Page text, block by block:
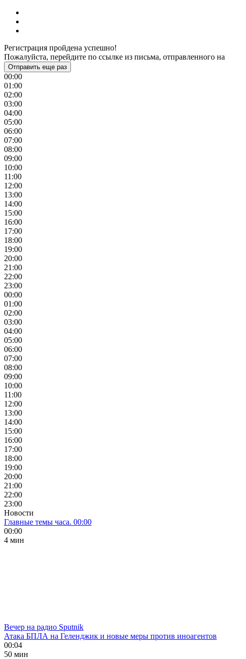
Регистрация пройдена успешно!
Пожалуйста, перейдите по ссылке из письма, отправленного на
Отправить еще раз
00:00
01:00
02:00
03:00
04:00
05:00
06:00
07:00
08:00
09:00
10:00
11:00
12:00
13:00
14:00
15:00
16:00
17:00
18:00
19:00
20:00
21:00
22:00
23:00
00:00
01:00
02:00
03:00
04:00
05:00
06:00
07:00
08:00
09:00
10:00
11:00
12:00
13:00
14:00
15:00
16:00
17:00
18:00
19:00
20:00
21:00
22:00
23:00
Новости
Главные темы часа. 00:00
00:00
4 мин
Вечер на радио Sputnik
Атака БПЛА на Геленджик и новые меры против иноагентов
00:04
50 мин